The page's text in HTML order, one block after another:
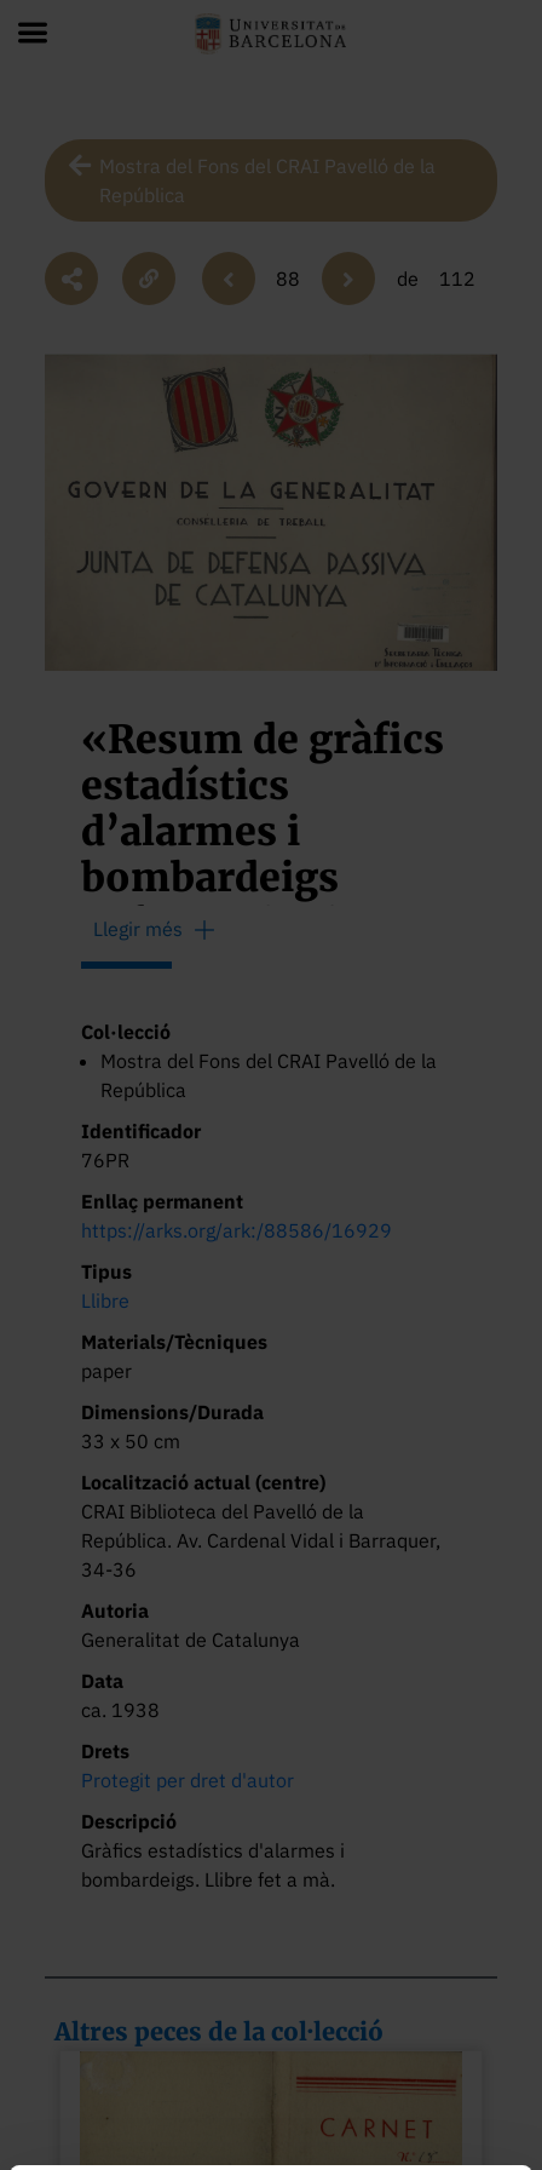
Mostra del Fons del CRAI Pavelló de la
República
88 de 112
«Resum de gràfics
estadístics
d’alarmes i
bombardeigs
soferts a la ciutat
de Barcelona de l’1
de gener del 1937
al 31 de març del
1938»
Llegir més
Col·lecció
Mostra del Fons del CRAI Pavelló de la
República
Identificador
76PR
Enllaç permanent
https://arks.org/ark:/88586/16929
Tipus
Llibre
Materials/Tècniques
paper
Dimensions/Durada
33 x 50 cm
Localització actual (centre)
CRAI Biblioteca del Pavelló de la
República. Av. Cardenal Vidal i Barraquer,
34-36
Autoria
Generalitat de Catalunya
Data
ca. 1938
Drets
Protegit per dret d'autor
Descripció
Gràfics estadístics d'alarmes i
bombardeigs. Llibre fet a mà.
Altres peces de la col·lecció